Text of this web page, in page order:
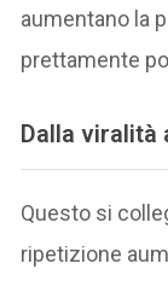
aumentano la
prettamente
Dalla viralità
Questo si
ripetizione